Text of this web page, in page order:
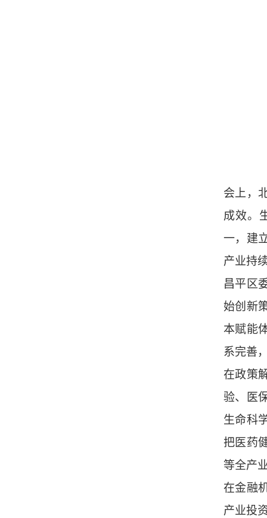
会上，
成效。
一，建
产业持
昌平区
始创新
本赋能
系完善
在政策
验、医
生命科
把医药
等全产
在金融
产业投